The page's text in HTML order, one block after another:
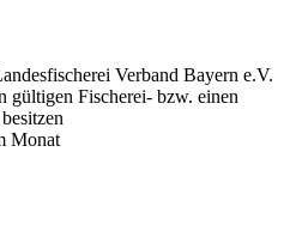
Verband Bayern e.V.
gültigen Fischerei- bzw. einen
Monat